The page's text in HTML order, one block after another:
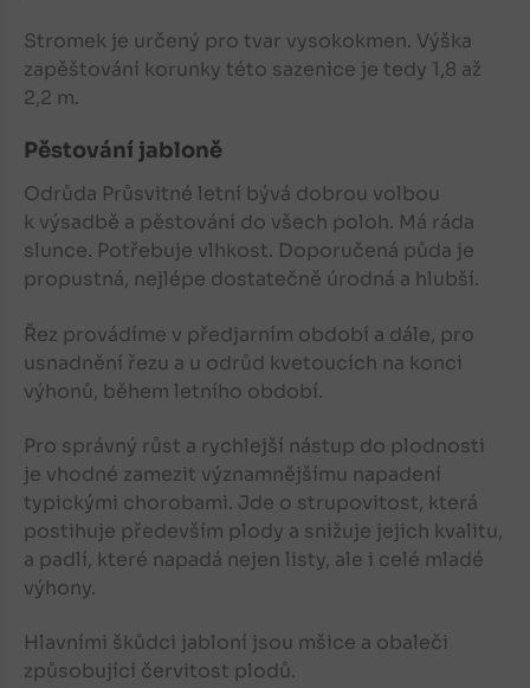
Stromek je určený pro tvar vysokokmen. Výška
zapěštování korunky této sazenice je tedy 1,8 až
2,2 m.
Pěstování jabloně
Odrůda Průsvitné letní bývá dobrou volbou
k výsadbě a pěstování do všech poloh. Má ráda
slunce. Potřebuje vlhkost. Doporučená půda je
propustná, nejlépe dostatečně úrodná a hlubší.
Řez provádíme v předjarním období a dále, pro
usnadnění řezu a u odrůd kvetoucích na konci
výhonů, během letního období.
Pro správný růst a rychlejší nástup do plodnosti
je vhodné zamezit významnějšímu napadení
typickými chorobami. Jde o strupovitost, která
postihuje především plody a snižuje jejich kvalitu,
a padlí, které napadá nejen listy, ale i celé mladé
výhony.
Hlavními škůdci jabloní jsou mšice a obaleči
způsobující červitost plodů.